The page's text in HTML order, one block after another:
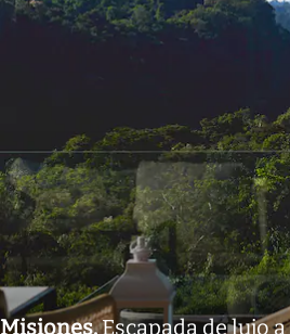
Misiones.Escapada de lujo